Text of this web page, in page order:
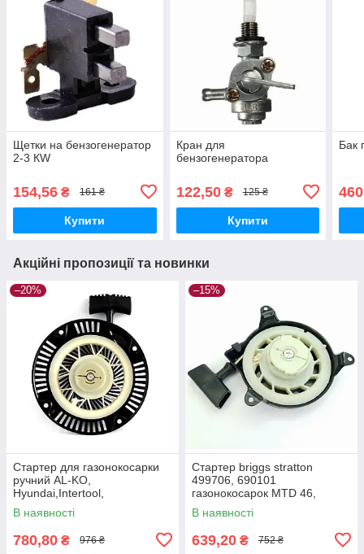
Щетки на бензогенератор
2-3 КW
154,56 ₴ 161 ₴
Купити
Кран для
бензогенератора
122,50₴ 125 ₴
Купити
Бак
Акційні пропозиції та новинки
–20%
Стартер для газонокосарки
ручний AL-KO,
Hyundai,Intertool,
NAC,VITALS, ПріТОН,Iron
Angel,Einhell
В наявності
780,80 ₴ 976 ₴
–15%
Стартер briggs stratton
499706, 690101
газонокосарок MTD 46,
Viking, ALKO
В наявності
639,20 ₴ 752 ₴